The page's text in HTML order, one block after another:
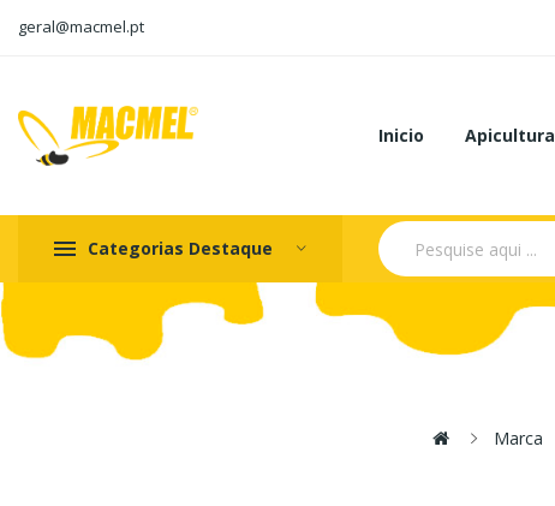
geral@macmel.pt
Inicio Apicultura
Categorias Destaque
Marca